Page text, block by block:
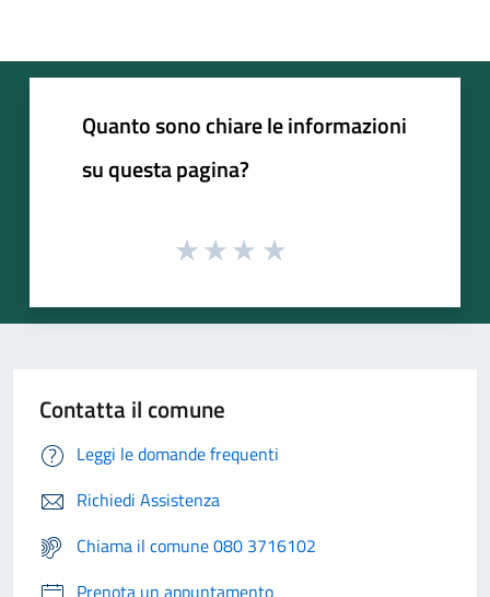
Quanto sono chiare le informazioni
su questa pagina?
Contatta il comune
Leggi le domande frequenti
Richiedi Assistenza
Chiama il comune 080 3716102